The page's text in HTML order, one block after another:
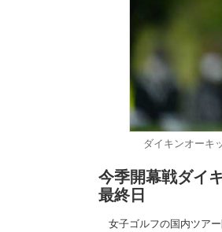
ダイキンオーキ
今季開幕戦ダイ
最終日
女子ゴルフの国内ツアー